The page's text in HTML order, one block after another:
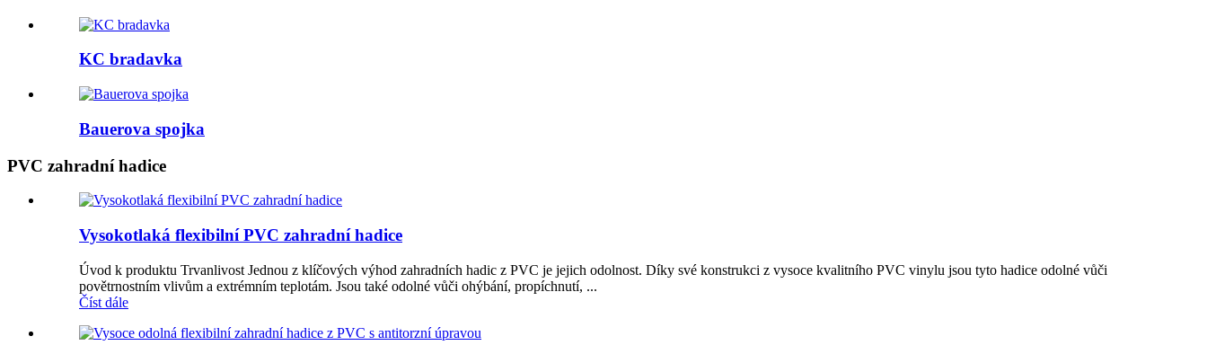
KC bradavka
Bauerova spojka
PVC zahradní hadice
Vysokotlaká flexibilní PVC zahradní hadice
Úvod k produktu Trvanlivost Jednou z klíčových výhod zahradních hadic z PVC je jejich odolnost. Díky své konstrukci z vysoce kvalitního PVC vinylu jsou tyto hadice odolné vůči
povětrnostním vlivům a extrémním teplotám. Jsou také odolné vůči ohýbání, propíchnutí, ...
Číst dále